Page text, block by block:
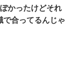
かったけどそれ
で合ってるんじゃ